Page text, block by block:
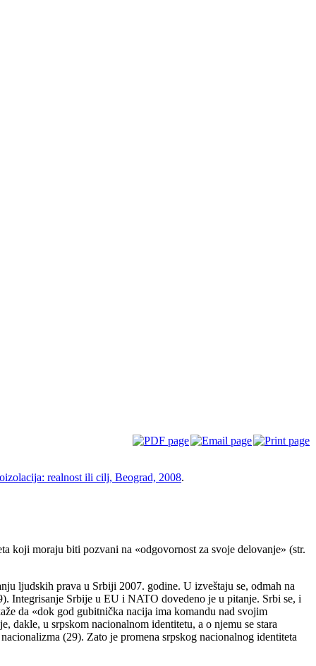
realnost ili cilj, Beograd, 2008.
koji moraju biti pozvani na «odgovornost za svoje delovanje» (str.
ljudskih prava u Srbiji 2007. godine. U izveštaju se, odmah na
Integrisanje Srbije u EU i NATO dovedeno je u pitanje. Srbi se, i
da «dok god gubitnička nacija ima komandu nad svojim
dakle, u srpskom nacionalnom identitetu, a o njemu se stara
(29). Zato je promena srpskog nacionalnog identiteta